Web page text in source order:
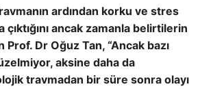
ardından korku ve stres
ancak zamanla belirtilerin
Prof. Dr Oğuz Tan, “Ancak bazı
aksine daha da
travmadan bir süre sonra olayı